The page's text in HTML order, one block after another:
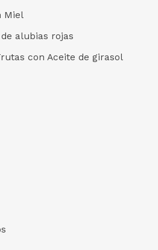
Miel
de alubias rojas
con Aceite de girasol